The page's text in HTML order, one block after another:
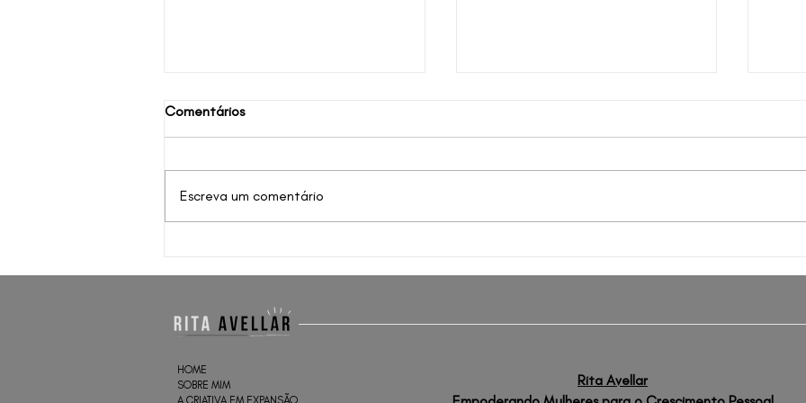
É O Que É
Comentários
Escreva um comentário
HOME
SOBRE MIM
Rita Avellar